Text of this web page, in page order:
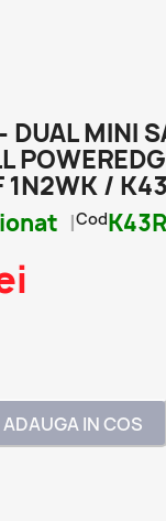
DUAL MINI
1N2WK /
Cod
ADAUGA IN COS